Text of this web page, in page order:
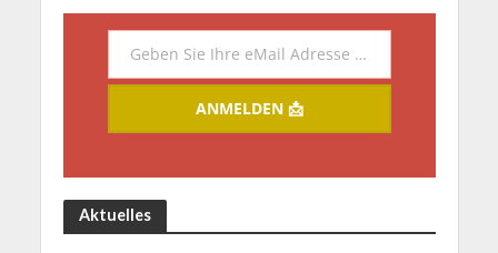
Email Geben Sie Ihre eMail Adresse ein.
ANMELDEN 📩
Aktuelles